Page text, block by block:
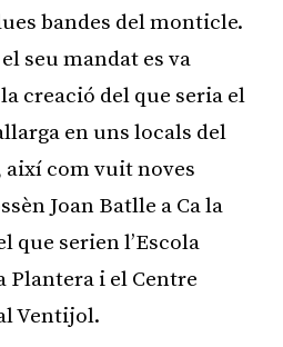
bandes del monticle.
seu mandat es va
creació del que seria el
en uns locals del
així com vuit noves
Joan Batlle a Ca la
que serien l’Escola
Plantera i el Centre
Ventijol.